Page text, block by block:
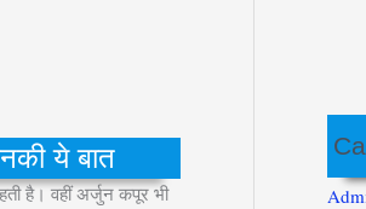
ये बात
है। वहीं अर्जुन कपूर भी